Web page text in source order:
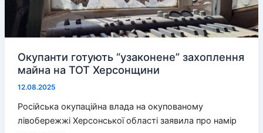
Окупанти готують “узаконене” захоплення
майна на ТОТ Херсонщини
12.08.2025
Російська окупаційна влада на окупованому
лівобережжі Херсонської області заявила про намір